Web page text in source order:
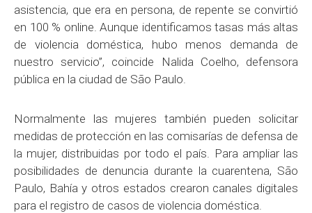
asistencia, que era en persona, de repente se convirtió
en 100 % online. Aunque identificamos tasas más altas
de violencia doméstica, hubo menos demanda de
nuestro servicio”, coincide Nalida Coelho, defensora
pública en la ciudad de São Paulo.
Normalmente las mujeres también pueden solicitar
medidas de protección en las comisarías de defensa de
la mujer, distribuidas por todo el país. Para ampliar las
posibilidades de denuncia durante la cuarentena, São
Paulo, Bahía y otros estados crearon canales digitales
para el registro de casos de violencia doméstica.